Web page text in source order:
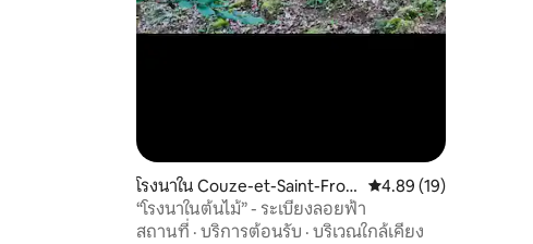
โรงนาใน Couze-et-Saint-Fron
t
คะแนนเฉลี่ย 4.89 จาก
4.89 (19)
“โรงนาในต้นไม้” - ระเบียงลอยฟ้า
สถานที่ · บริการต้อนรับ · บริเวณใกล้เคียง